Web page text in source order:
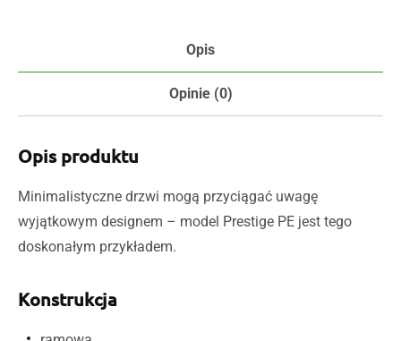
Opis
Opinie (0)
Opis produktu
Minimalistyczne drzwi mogą przyciągać uwagę
wyjątkowym designem – model Prestige PE jest tego
doskonałym przykładem.
Konstrukcja